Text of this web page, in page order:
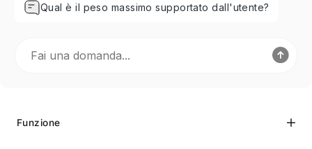
Qual è il peso massimo supportato dall'utente?
Funzione